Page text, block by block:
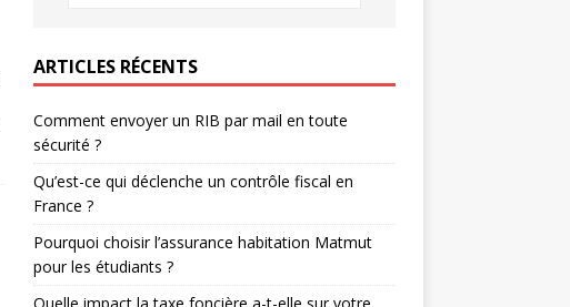
ARTICLES RÉCENTS
Comment envoyer un RIB par mail en toute
sécurité ?
Qu’est-ce qui déclenche un contrôle fiscal en
France ?
Pourquoi choisir l’assurance habitation Matmut
pour les étudiants ?
Quelle impact la taxe foncière a-t-elle sur votre